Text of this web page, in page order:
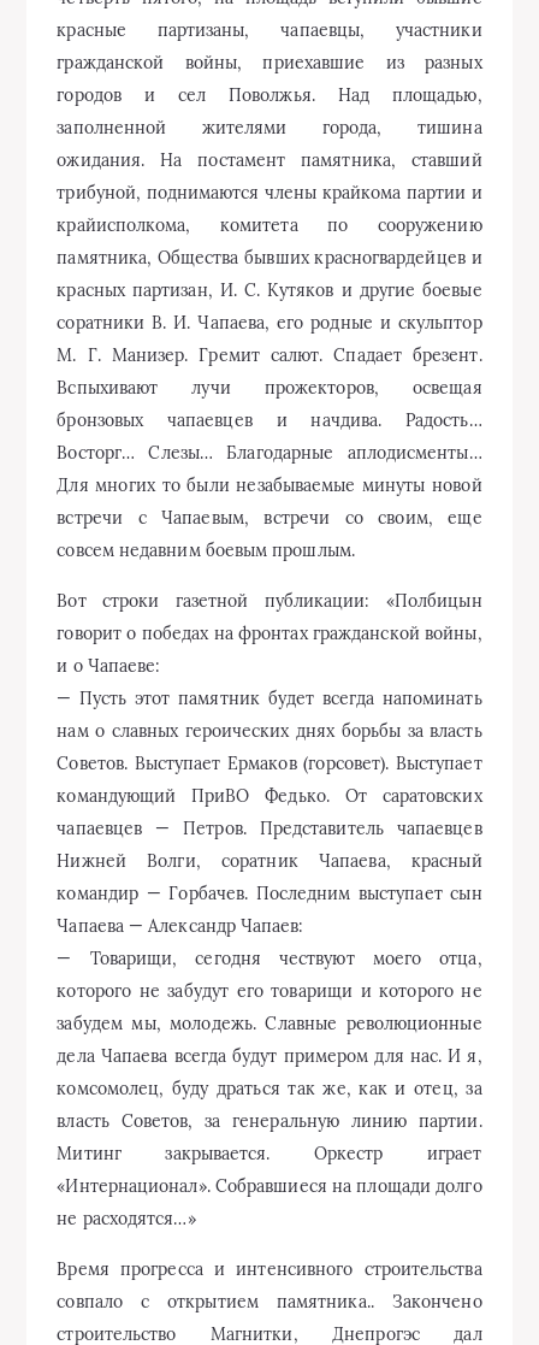
соратники В. И. Чапаева, его родные и скульптор
М. Г. Манизер. Гремит салют. Спадает брезент.
Вспыхивают лучи прожекторов, освещая
бронзовых чапаевцев и начдива. Радость…
Восторг… Слезы… Благодарные аплодисменты…
Для многих то были незабываемые минуты новой
встречи с Чапаевым, встречи со своим, еще
совсем недавним боевым прошлым.
Вот строки газетной публикации: «Полбицын
говорит о победах на фронтах гражданской войны,
— Пусть этот памятник будет всегда напоминать
нам о славных героических днях борьбы за власть
Советов. Выступает Ермаков (горсовет). Выступает
командующий ПриВО Федько. От саратовских
чапаевцев — Петров. Представитель чапаевцев
Нижней Волги, соратник Чапаева, красный
командир — Горбачев. Последним выступает сын
Чапаева — Александр Чапаев:
— Товарищи, сегодня чествуют моего отца,
которого не забудут его товарищи и которого не
забудем мы, молодежь. Славные революционные
дела Чапаева всегда будут примером для нас. И я,
комсомолец, буду драться так же, как и отец, за
власть Советов, за генеральную линию партии.
Митинг закрывается. Оркестр играет
«Интернационал». Собравшиеся на площади долго
не расходятся…»
Время прогресса и интенсивного строительства
совпало с открытием памятника.. Закончено
строительство Магнитки, Днепрогэс дал
промышленный ток, пущен Первый
Государственный подшипниковый завод,
состоялась закладка Комсомольска-на-Амуре,
завершен Кузнецкстрой.. Уже вскоре после
открытия памятник В. И. Чапаеву стал одним из
символов города Куйбышева и слился с его
обликом. Став идейно-смысловым и
композиционным центром небольшого,
распахнутого в сторону Волги пространства,